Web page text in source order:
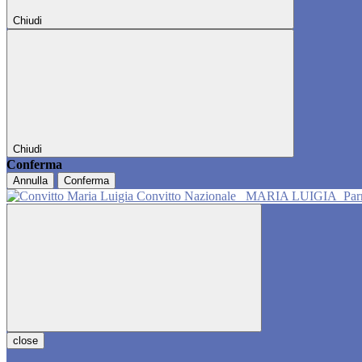
Chiudi
Chiudi
Conferma
Annulla Conferma
Convitto Nazionale MARIA LUIGIA
close